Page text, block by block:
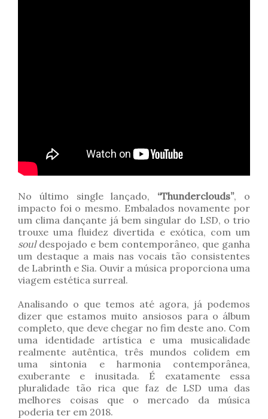
No último single lançado, “Thunderclouds”, o
impacto foi o mesmo. Embalados novamente por
um clima dançante já bem singular do LSD, o trio
trouxe uma fluidez divertida e exótica, com um
soul despojado e bem contemporâneo, que ganha
um destaque a mais nas vocais tão consistentes
de Labrinth e Sia. Ouvir a música proporciona uma
viagem estética surreal.
Analisando o que temos até agora, já podemos
dizer que estamos muito ansiosos para o álbum
completo, que deve chegar no fim deste ano. Com
uma identidade artística e uma musicalidade
realmente autêntica, três mundos colidem em
uma sintonia e harmonia contemporânea,
exuberante e inusitada. É exatamente essa
pluralidade tão rica que faz de LSD uma das
melhores coisas que o mercado da música
poderia ter em 2018.